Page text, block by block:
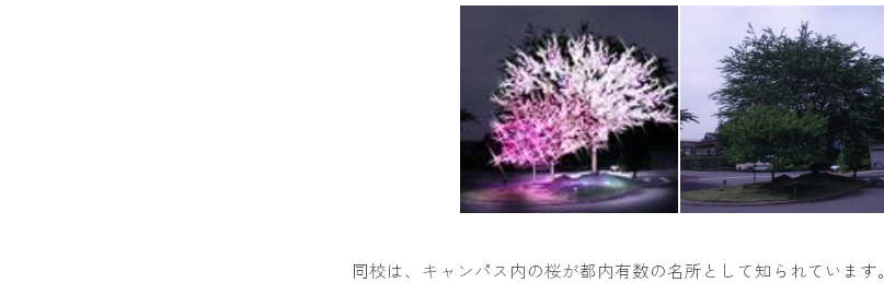
同校は、キャンパス内の桜が都内有数の名所として知られています。